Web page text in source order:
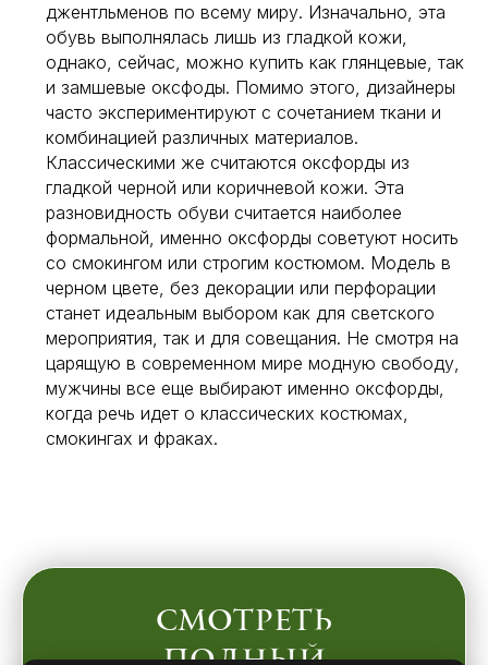
джентльменов по всему миру. Изначально, эта
обувь выполнялась лишь из гладкой кожи,
однако, сейчас, можно купить как глянцевые, так
и замшевые оксфоды. Помимо этого, дизайнеры
часто экспериментируют с сочетанием ткани и
комбинацией различных материалов.
Классическими же считаются оксфорды из
гладкой черной или коричневой кожи. Эта
разновидность обуви считается наиболее
формальной, именно оксфорды советуют носить
со смокингом или строгим костюмом. Модель в
черном цвете, без декорации или перфорации
станет идеальным выбором как для светского
мероприятия, так и для совещания. Не смотря на
царящую в современном мире модную свободу,
мужчины все еще выбирают именно оксфорды,
когда речь идет о классических костюмах,
смокингах и фраках.
Cмотреть